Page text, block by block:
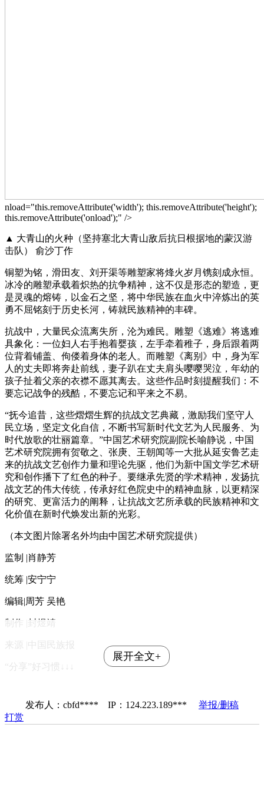
nload="this.removeAttribute('width'); this.removeAttribute('height');
this.removeAttribute('onload');" />
▲ 大青山的火种（坚持塞北大青山敌后抗日根据地的蒙汉游
击队） 俞沙丁作
铜塑为铭，滑田友、刘开渠等雕塑家将烽火岁月镌刻成永恒。
冰冷的雕塑承载着炽热的抗争精神，这不仅是形态的塑造，更
是灵魂的熔铸，以金石之坚，将中华民族在血火中淬炼出的英
勇不屈铭刻于历史长河，铸就民族精神的丰碑。
抗战中，大量民众流离失所，沦为难民。雕塑《逃难》将逃难
具象化：一位妇人右手抱着婴孩，左手牵着稚子，身后跟着两
位背着铺盖、佝偻着身体的老人。而雕塑《离别》中，身为军
人的丈夫即将奔赴前线，妻子趴在丈夫肩头嘤嘤哭泣，年幼的
孩子扯着父亲的衣襟不愿其离去。这些作品时刻提醒我们：不
要忘记战争的残酷，不要忘记和平来之不易。
“抚今追昔，这些熠熠生辉的抗战文艺典藏，激励我们坚守人
民立场，坚定文化自信，不断书写新时代文艺为人民服务、为
时代放歌的壮丽篇章。”中国艺术研究院副院长喻静说，中国
艺术研究院拥有贺敬之、张庚、王朝闻等一大批从延安鲁艺走
来的抗战文艺创作力量和理论先驱，他们为新中国文学艺术研
究和创作播下了红色的种子。要继承先贤的学术精神，发扬抗
战文艺的伟大传统，传承好红色院史中的精神血脉，以更精深
的研究、更富活力的阐释，让抗战文艺所承载的民族精神和文
化价值在新时代焕发出新的光彩。
（本文图片除署名外均由中国艺术研究院提供）
监制 |肖静芳
统筹 |安宁宁
编辑|周芳 吴艳
制作 |封煜靖
来源 |中国民族报
“分享”好习惯↓↓↓
展开全文+
发布人：cbfd**** IP：124.223.189*** 举报/删稿
打赏